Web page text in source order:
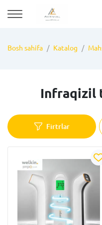
Bosh sahifa Katalog
Infraqizil
Firtrlar